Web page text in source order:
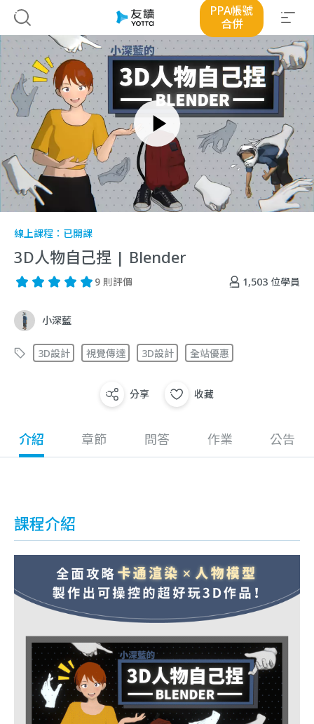
PPA帳號
合併
線上課程： 已開課
3D人物自己捏 | Blender
1,503 位學員
9 則評價
小深藍
3D設計 視覺傳達 3D設計 全站優惠
分享 收藏
介紹 章節 問答 作業 公告
課程介紹